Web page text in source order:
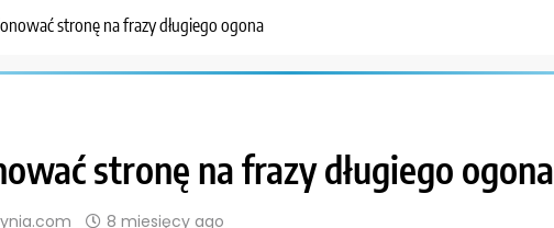
stronę na frazy długiego ogona
stronę na frazy długiego ogona
8 miesięcy ago